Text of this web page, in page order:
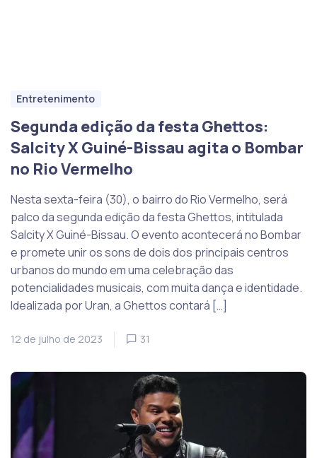
Entretenimento
Segunda edição da festa Ghettos:
Salcity X Guiné-Bissau agita o Bombar
no Rio Vermelho
Nesta sexta-feira (30), o bairro do Rio Vermelho, será
palco da segunda edição da festa Ghettos, intitulada
Salcity X Guiné-Bissau. O evento acontecerá no Bombar
e promete unir os sons de dois dos principais centros
urbanos do mundo em uma celebração das
potencialidades musicais, com muita dança e identidade.
Idealizada por Uran, a Ghettos contará […]
12 de julho de 2023 31